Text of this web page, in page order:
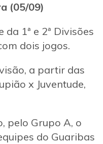
(05/09)
1ª e 2ª Divisões
dois jogos.
a partir das
x Juventude,
pelo Grupo A, o
do Guaribas